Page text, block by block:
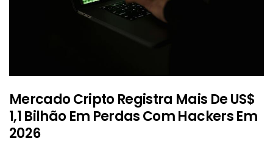
Mercado Cripto Registra Mais De US$
1,1 Bilhão Em Perdas Com Hackers Em
2026